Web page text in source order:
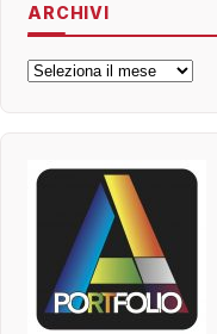
ARCHIVI
Archivi